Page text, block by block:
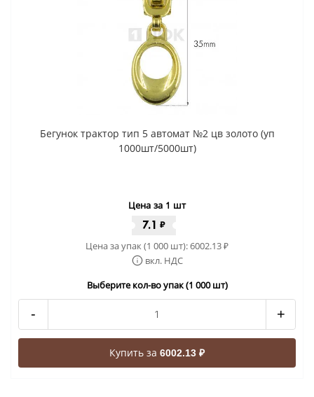
Бегунок трактор тип 5 автомат №2 цв золото (уп
1000шт/5000шт)
Цена за 1 шт
7.1 ₽
Цена за упак (1 000 шт):6002.13₽
вкл. НДС
Выберите кол-во упак (1 000 шт)
- +
Купить за 6002.13 ₽